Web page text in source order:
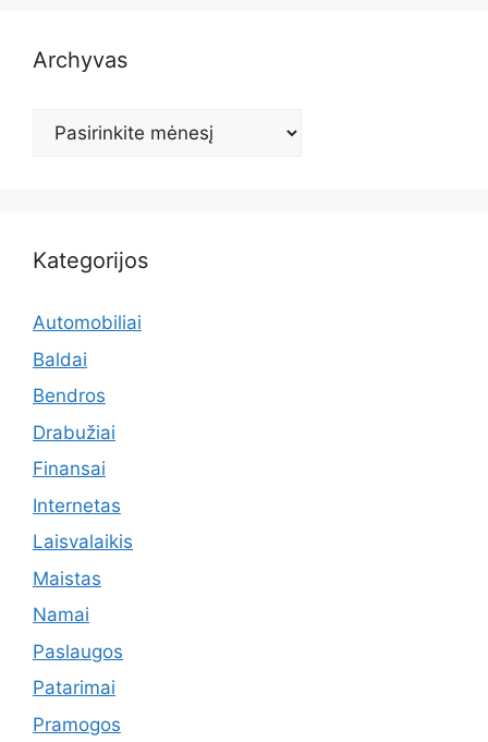
Archyvas
Archyvas
Kategorijos
Automobiliai
Baldai
Bendros
Drabužiai
Finansai
Internetas
Laisvalaikis
Maistas
Namai
Paslaugos
Patarimai
Pramogos